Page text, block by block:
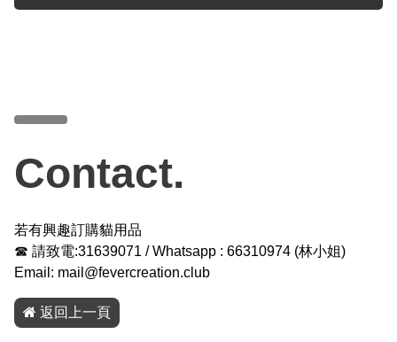
Contact.
若有興趣訂購貓用品
☎ 請致電:31639071 / Whatsapp : 66310974 (林小姐 )
Email: mail@fevercreation.club
返回上一頁